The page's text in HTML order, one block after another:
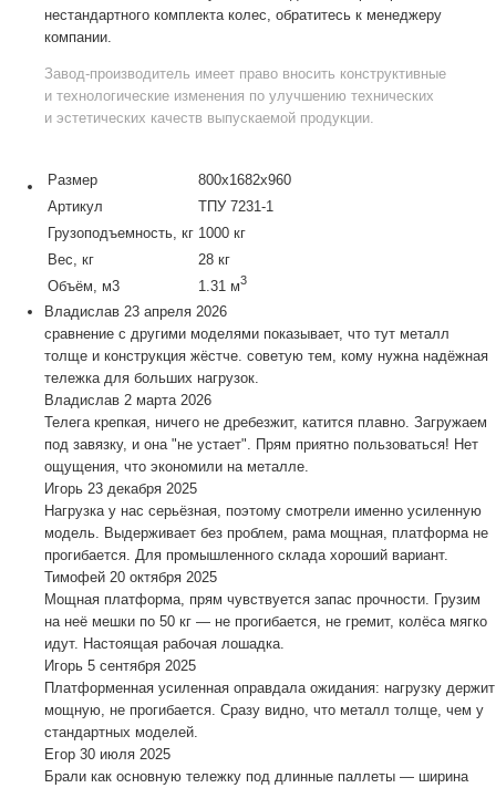
нестандартного комплекта колес, обратитесь к менеджеру
компании.
Завод-производитель имеет право вносить конструктивные
и технологические изменения по улучшению технических
и эстетических качеств выпускаемой продукции.
Размер
800х1682х960
Артикул
ТПУ 7231-1
Грузоподъемность, кг 1000 кг
Вес, кг
28 кг
Объём, м3
1.31 м3
Владислав 23 апреля 2026
сравнение с другими моделями показывает, что тут металл
толще и конструкция жёстче. советую тем, кому нужна надёжная
тележка для больших нагрузок.
Владислав 2 марта 2026
Телега крепкая, ничего не дребезжит, катится плавно. Загружаем
под завязку, и она "не устает". Прям приятно пользоваться! Нет
ощущения, что экономили на металле.
Игорь 23 декабря 2025
Нагрузка у нас серьёзная, поэтому смотрели именно усиленную
модель. Выдерживает без проблем, рама мощная, платформа не
прогибается. Для промышленного склада хороший вариант.
Тимофей 20 октября 2025
Мощная платформа, прям чувствуется запас прочности. Грузим
на неё мешки по 50 кг — не прогибается, не гремит, колёса мягко
идут. Настоящая рабочая лошадка.
Игорь 5 сентября 2025
Платформенная усиленная оправдала ожидания: нагрузку держит
мощную, не прогибается. Сразу видно, что металл толще, чем у
стандартных моделей.
Егор 30 июля 2025
Брали как основную тележку под длинные паллеты — ширина